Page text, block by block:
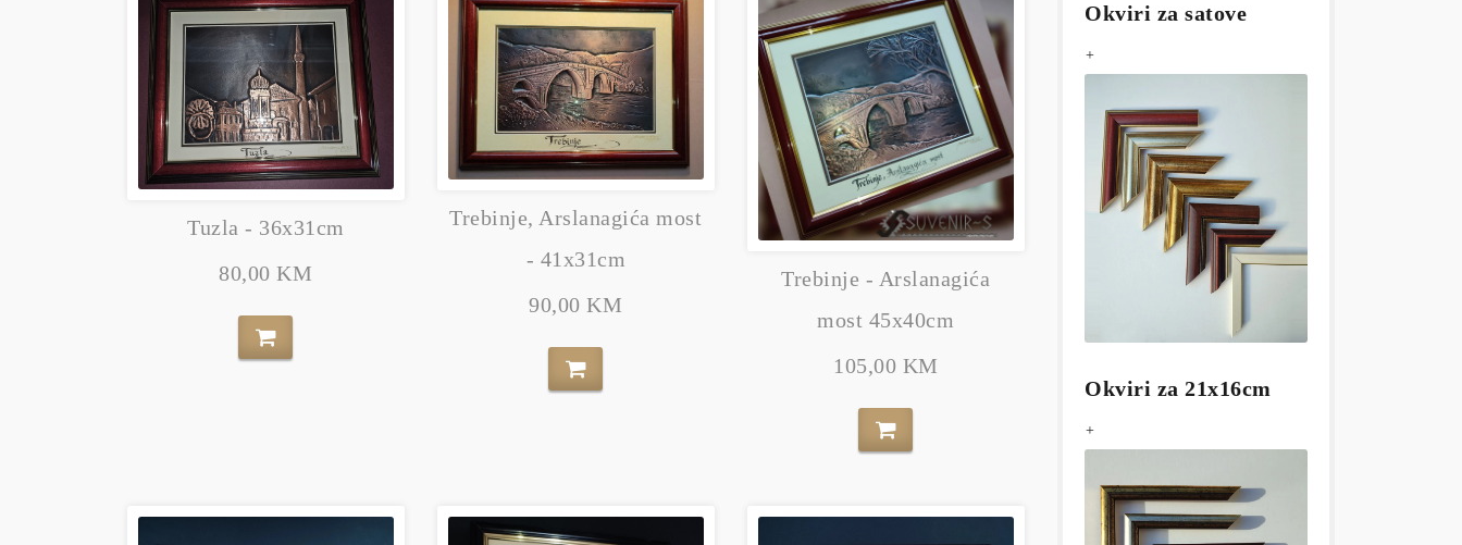
Tuzla - 36x31cm
80,00 KM
Trebinje, Arslanagića most
- 41x31cm
90,00 KM
Trebinje - Arslanagića
most 45x40cm
105,00 KM
Okviri za satove
+
Okviri za 21x16cm
+